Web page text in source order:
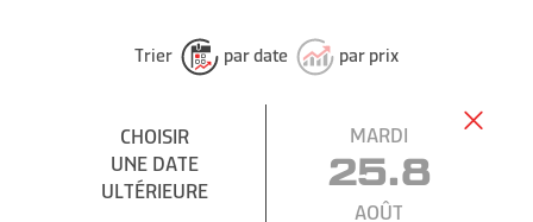
Trier par date par prix
CHOISIR
UNE DATE
ULTÉRIEURE
MARDI
25.8
AOÛT